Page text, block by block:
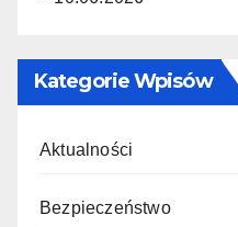
Kategorie Wpisów
Aktualności
Bezpieczeństwo